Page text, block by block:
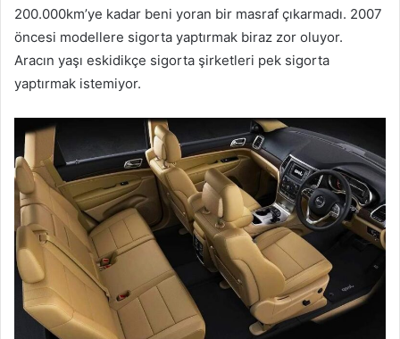
200.000km’ye kadar beni yoran bir masraf çıkarmadı. 2007
öncesi modellere sigorta yaptırmak biraz zor oluyor.
Aracın yaşı eskidikçe sigorta şirketleri pek sigorta
yaptırmak istemiyor.